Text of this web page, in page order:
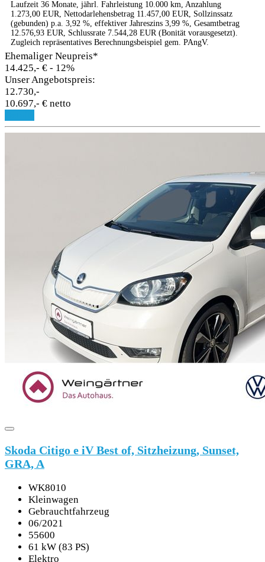
Laufzeit 36 Monate, jährl. Fahrleistung 10.000 km, Anzahlung
1.273,00 EUR, Nettodarlehensbetrag 11.457,00 EUR, Sollzinssatz
(gebunden) p.a. 3,92 %, effektiver Jahreszins 3,99 %, Gesamtbetrag
12.576,93 EUR, Schlussrate 7.544,28 EUR (Bonität vorausgesetzt).
Zugleich repräsentatives Berechnungsbeispiel gem. PAngV.
Ehemaliger Neupreis*
14.425,- € - 12%
Unser Angebotspreis:
12.730,-
10.697,- € netto
Skoda Citigo e iV Best of, Sitzheizung, Sunset,
GRA, A
WK8010
Kleinwagen
Gebrauchtfahrzeug
06/2021
55600
61 kW (83 PS)
Elektro